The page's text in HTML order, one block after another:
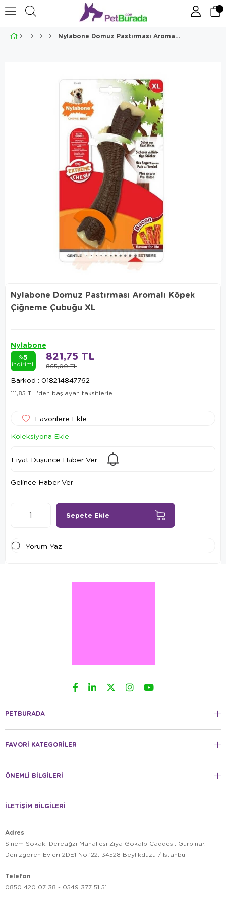
Nylabone Domuz Pastırması Aromalı Köpek Çiğneme Çubuğu XL
Nylabone Domuz Pastırması Aromalı Köpek
Çiğneme Çubuğu XL
Nylabone
%5
indirimli 865,00 TL
821,75 TL
Barkod : 018214847762
111,85 TL 'den başlayan taksitlerle
Favorilere Ekle
Koleksiyona Ekle
Fiyat Düşünce Haber Ver
Gelince Haber Ver
Yorum Yaz
PETBURADA
FAVORİ KATEGORİLER
ÖNEMLİ BİLGİLERİ
İLETİŞİM BİLGİLERİ
Adres
Sinem Sokak, Dereağzı Mahallesi Ziya Gökalp Caddesi, Gürpınar,
Denizgören Evleri 2DE1 No:122, 34528 Beylikdüzü / İstanbul
Telefon
0850 420 07 38 - 0549 377 51 51